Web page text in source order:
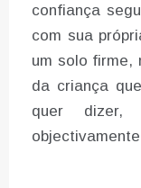
confiança
com sua
um solo firme,
da criança
quer dizer,